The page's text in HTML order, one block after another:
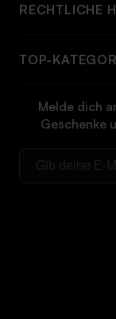
Anleitungen
RECHTLICHE
Cookie-richtlinie
Datenschutz-
TOP-
Klappfahrrad
Melde dich
Geschenke